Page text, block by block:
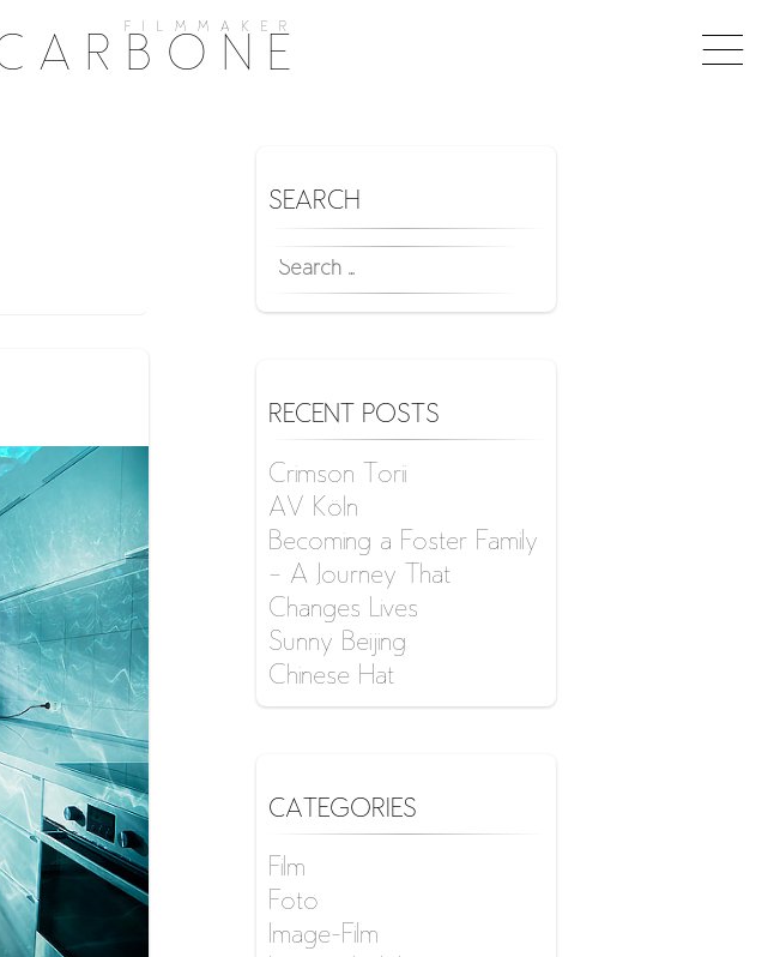
FILMMAKER
SEARCH
SEARCH
FOR:
RECENT POSTS
Crimson Torii
AV Köln
Becoming a Foster Family
– A Journey That
Changes Lives
Sunny Beijing
Chinese Hat
CATEGORIES
Film
Foto
Image-Film